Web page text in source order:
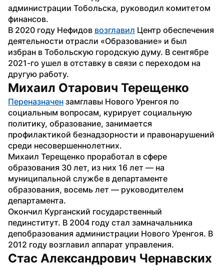
администрации Тобольска, руководил комитетом
финансов.
В 2020 году Нефидов возглавил Центр обеспечения
деятельности отрасли «Образование» и был
избран в Тобольскую городскую думу. В сентябре
2021-го ушел в отставку в связи с переходом на
другую работу.
Михаил Отарович Терещенко
Переназначен замглавы Нового Уренгоя по
социальным вопросам, курирует социальную
политику, образование, занимается
профилактикой безнадзорности и правонарушений
среди несовершеннолетних.
Михаил Терещенко проработал в сфере
образования 30 лет, из них 16 лет — на
муниципальной службе в департаменте
образования, восемь лет — руководителем
департамента.
Окончил Курганский государственный
пединститут. В 2004 году стал замначальника
депобразования администрации Нового Уренгоя. В
2012 году возглавил аппарат управления.
Стас Александрович Чернавских